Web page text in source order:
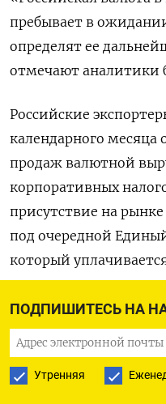
ПОДПИШИТЕСЬ НА
Утренняя
пребывает в
‌определят ее
отмечают аналитики
Российские
календарного
продаж валютной
корпоративных
присутствие на
под очередной
который
В феврале при этом
продажах
инвалюты под
выплаты, поскольку ​в